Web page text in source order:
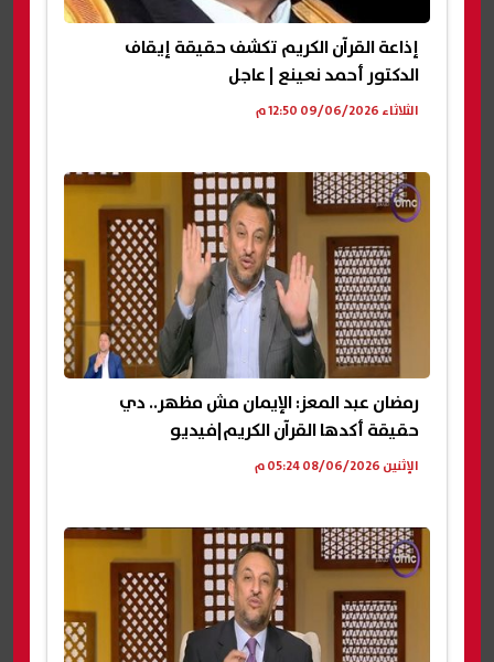
‏إذاعة القرآن الكريم تكشف حقيقة إيقاف
الدكتور أحمد نعينع | عاجل
الثلاثاء 09/06/2026 12:50 م
رمضان عبد المعز: الإيمان مش مظهر.. دي
حقيقة أكدها القرآن الكريم|فيديو
الإثنين 08/06/2026 05:24 م